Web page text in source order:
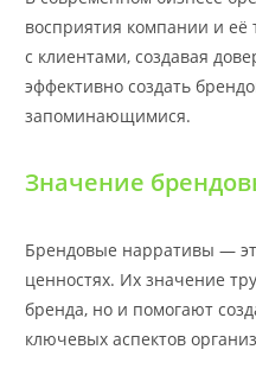
восприятия компании и её
с клиентами, создавая
эффективно создать
запоминающимися.
Значение
Брендовые нарративы —
ценностях. Их значение
бренда, но и помогают
ключевых аспектов